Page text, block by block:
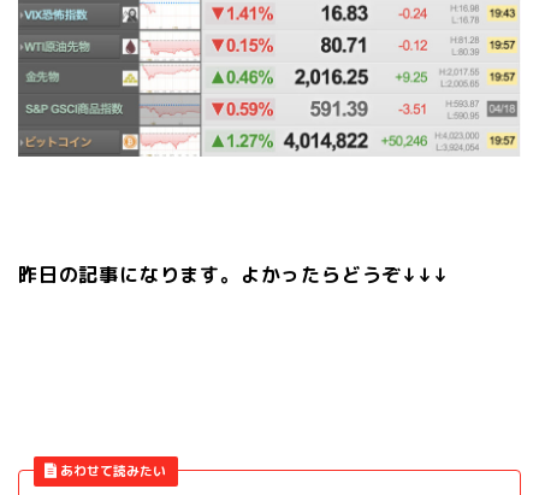
昨日の記事になります。よかったらどうぞ↓↓↓